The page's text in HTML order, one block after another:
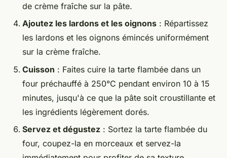
de crème fraîche sur la pâte.
Ajoutez les lardons et les oignons : Répartissez
les lardons et les oignons émincés uniformément
sur la crème fraîche.
Cuisson : Faites cuire la tarte flambée dans un
four préchauffé à 250°C pendant environ 10 à 15
minutes, jusqu'à ce que la pâte soit croustillante et
les ingrédients légèrement dorés.
Servez et dégustez : Sortez la tarte flambée du
four, coupez-la en morceaux et servez-la